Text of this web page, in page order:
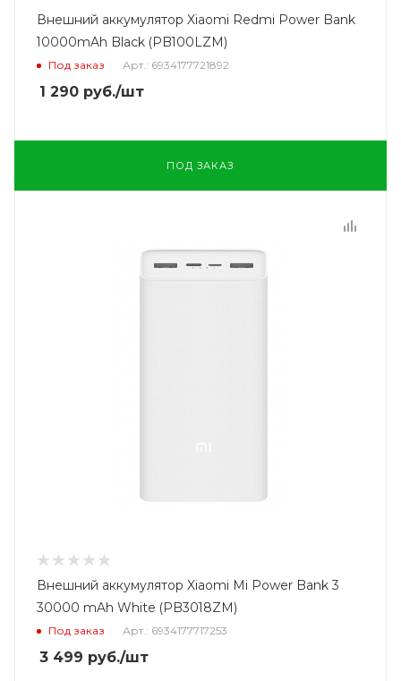
Внешний аккумулятор Xiaomi Redmi Power Bank
10000mAh Black (PB100LZM)
Под заказ Арт.: 6934177721892
1 290 руб./шт
ПОД ЗАКАЗ
Внешний аккумулятор Xiaomi Mi Power Bank 3
30000 mAh White (PB3018ZM)
Под заказ Арт.: 6934177717253
3 499 руб./шт